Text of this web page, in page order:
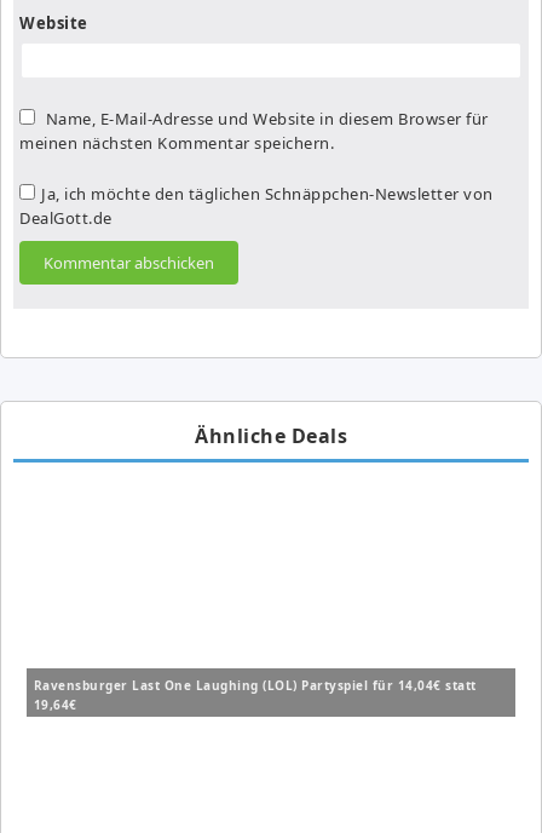
Website
Name, E-Mail-Adresse und Website in diesem Browser für
meinen nächsten Kommentar speichern.
Ja, ich möchte den täglichen Schnäppchen-Newsletter von
DealGott.de
Ähnliche Deals
Ravensburger Last One Laughing (LOL) Partyspiel für 14,04€ statt
19,64€